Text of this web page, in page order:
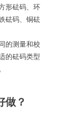
形砝码、环
砝码、铜砝
的测量和校
的砝码类型
做？